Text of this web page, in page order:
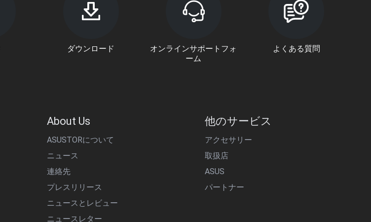
ダウンロード
オンラインサポートフォ
ーム
よくある質問
About Us
ASUSTORについて
ニュース
連絡先
プレスリリース
ニュースとレビュー
ニュースレター
他のサービス
アクセサリー
取扱店
ASUS
パートナー